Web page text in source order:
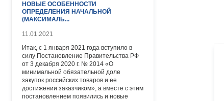
НОВЫЕ ОСОБЕННОСТИ
ОПРЕДЕЛЕНИЯ НАЧАЛЬНОЙ
(МАКСИМАЛЬ...
11.01.2021
Итак, с 1 января 2021 года вступило в
силу Постановление Правительства РФ
от 3 декабря 2020 г. № 2014 «О
минимальной обязательной доле
закупок российских товаров и ее
достижении заказчиком», а вместе с этим
постановлением появились и новые